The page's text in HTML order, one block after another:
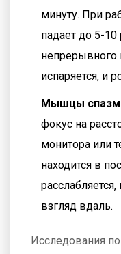
минуту. При
падает до 5-10
непрерывного
испаряется, и
Мышцы
фокус на
монитора или
находится в
взгляд вдаль.
Исследования